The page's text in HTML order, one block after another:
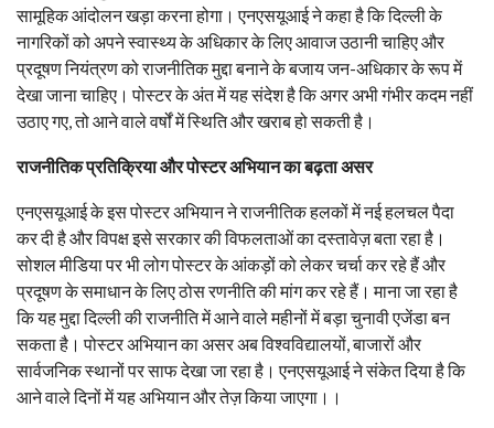
सामूहिक आंदोलन खड़ा करना होगा। एनएसयूआई ने कहा है कि दिल्ली के
नागरिकों को अपने स्वास्थ्य के अधिकार के लिए आवाज उठानी चाहिए और
प्रदूषण नियंत्रण को राजनीतिक मुद्दा बनाने के बजाय जन-अधिकार के रूप में
देखा जाना चाहिए। पोस्टर के अंत में यह संदेश है कि अगर अभी गंभीर कदम नहीं
उठाए गए, तो आने वाले वर्षों में स्थिति और खराब हो सकती है।
राजनीतिक प्रतिक्रिया और पोस्टर अभियान का बढ़ता असर
एनएसयूआई के इस पोस्टर अभियान ने राजनीतिक हलकों में नई हलचल पैदा
कर दी है और विपक्ष इसे सरकार की विफलताओं का दस्तावेज़ बता रहा है।
सोशल मीडिया पर भी लोग पोस्टर के आंकड़ों को लेकर चर्चा कर रहे हैं और
प्रदूषण के समाधान के लिए ठोस रणनीति की मांग कर रहे हैं। माना जा रहा है
कि यह मुद्दा दिल्ली की राजनीति में आने वाले महीनों में बड़ा चुनावी एजेंडा बन
सकता है। पोस्टर अभियान का असर अब विश्वविद्यालयों, बाजारों और
सार्वजनिक स्थानों पर साफ देखा जा रहा है। एनएसयूआई ने संकेत दिया है कि
आने वाले दिनों में यह अभियान और तेज़ किया जाएगा।।